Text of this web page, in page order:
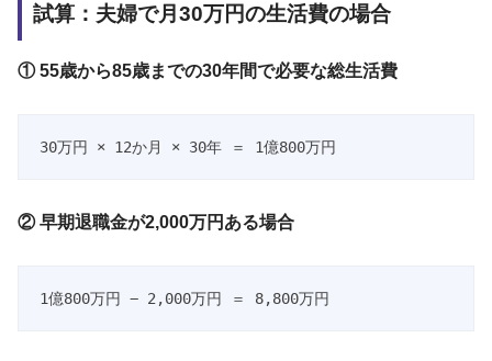
試算：夫婦で月30万円の生活費の場合
① 55歳から85歳までの30年間で必要な総生活費
30万円 × 12か月 × 30年 ＝ 1億800万円
② 早期退職金が2,000万円ある場合
1億800万円 − 2,000万円 ＝ 8,800万円